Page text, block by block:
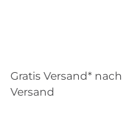
Gratis Versand*
Versand